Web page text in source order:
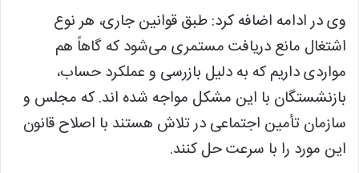
وی در ادامه اضافه کرد: طبق قوانین جاری، هر نوع
اشتغال مانع دریافت مستمری می‌شود که گاهاً هم
مواردی داریم که به دلیل بازرسی و عملکرد حساب،
بازنشستگان با این مشکل مواجه شده اند. که مجلس و
سازمان تأمین اجتماعی در تلاش هستند با اصلاح قانون
این مورد را با سرعت حل کنند.